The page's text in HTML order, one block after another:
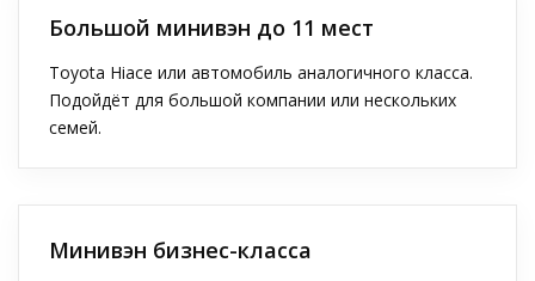
Большой минивэн до 11 мест
Toyota Hiace или автомобиль аналогичного класса.
Подойдёт для большой компании или нескольких
семей.
Минивэн бизнес-класса